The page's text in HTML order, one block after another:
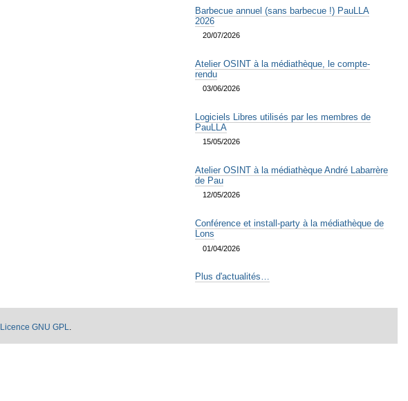
Barbecue annuel (sans barbecue !) PauLLA
2026
20/07/2026
Atelier OSINT à la médiathèque, le compte-
rendu
03/06/2026
Logiciels Libres utilisés par les membres de
PauLLA
15/05/2026
Atelier OSINT à la médiathèque André Labarrère
de Pau
12/05/2026
Conférence et install-party à la médiathèque de
Lons
01/04/2026
Plus d'actualités…
Licence GNU GPL